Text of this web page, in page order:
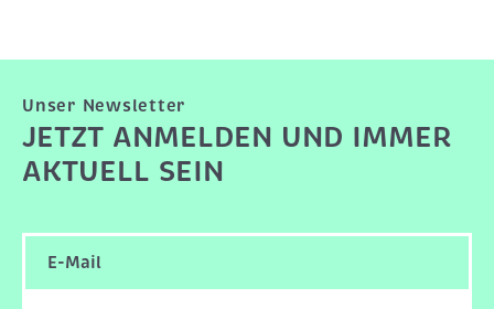
Unser Newsletter
JETZT ANMELDEN UND IMMER
AKTUELL SEIN